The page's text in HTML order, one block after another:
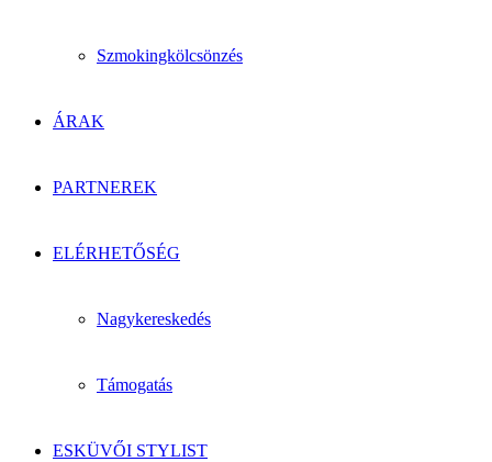
Szmokingkölcsönzés
ÁRAK
PARTNEREK
ELÉRHETŐSÉG
Nagykereskedés
Támogatás
ESKÜVŐI STYLIST